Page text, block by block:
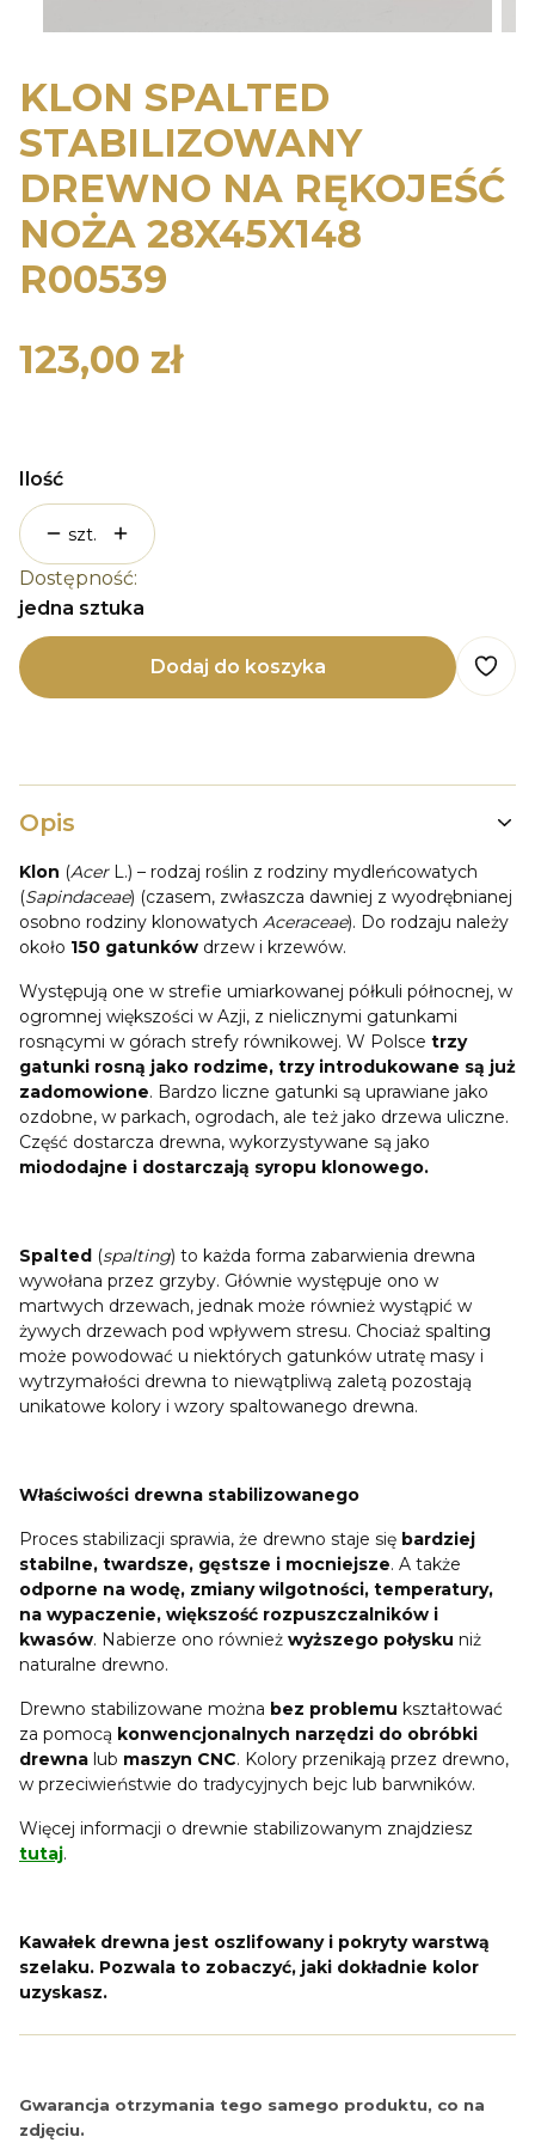
KLON SPALTED
STABILIZOWANY
DREWNO NA RĘKOJEŚĆ
NOŻA 28X45X148
R00539
Cena
123,00 zł
Ilość
szt.
Dostępność:
jedna sztuka
Dodaj do koszyka
Opis
Klon (AcerL.) – rodzaj roślin z rodziny mydleńcowatych
(Sapindaceae) (czasem, zwłaszcza dawniej z wyodrębnianej
osobno rodziny klonowatych Aceraceae). Do rodzaju należy
około 150 gatunków drzew i krzewów.
Występują one w strefie umiarkowanej półkuli północnej, w
ogromnej większości w Azji, z nielicznymi gatunkami
rosnącymi w górach strefy równikowej. W Polsce trzy
gatunki rosną jako rodzime, trzy introdukowane są już
zadomowione. Bardzo liczne gatunki są uprawiane jako
ozdobne, w parkach, ogrodach, ale też jako drzewa uliczne.
Część dostarcza drewna, wykorzystywane są jako
miododajne i dostarczają syropu klonowego.
Spalted (spalting) to każda forma zabarwienia drewna
wywołana przez grzyby. Głównie występuje ono w
martwych drzewach, jednak może również wystąpić w
żywych drzewach pod wpływem stresu. Chociaż spalting
może powodować u niektórych gatunków utratę masy i
wytrzymałości drewna to niewątpliwą zaletą pozostają
unikatowe kolory i wzory spaltowanego drewna.
Właściwości drewna stabilizowanego
Proces stabilizacji sprawia, że drewno staje się bardziej
stabilne, twardsze, gęstsze i mocniejsze. A także
odporne na wodę, zmiany wilgotności, temperatury,
na wypaczenie, większość rozpuszczalników i
kwasów. Nabierze ono również wyższego połysku niż
naturalne drewno.
Drewno stabilizowane można bez problemu kształtować
za pomocą konwencjonalnych narzędzi do obróbki
drewna lub maszyn CNC. Kolory przenikają przez drewno,
w przeciwieństwie do tradycyjnych bejc lub barwników.
Więcej informacji o drewnie stabilizowanym znajdziesz
tutaj.
Kawałek drewna jest oszlifowany i pokryty warstwą
szelaku. Pozwala to zobaczyć, jaki dokładnie kolor
uzyskasz.
Gwarancja otrzymania tego samego produktu, co na
zdjęciu.